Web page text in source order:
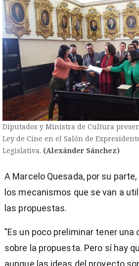
Diputados y Ministra de Cultura
Ley de Cine en el Salón de
Legislativa. (Alexánder Sánchez)
A Marcelo Quesada, por su
los mecanismos que se van a
las propuestas.
"Es un poco preliminar tener una
sobre la propuesta. Pero sí hay
aunque las ideas del proyecto